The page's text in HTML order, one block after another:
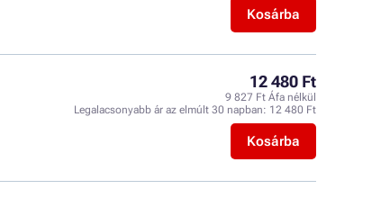
Kosárba
12 480 Ft
9 827 Ft Áfa nélkül
Legalacsonyabb ár az elmúlt 30 napban: 12 480 Ft
Kosárba